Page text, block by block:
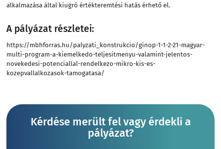
alkalmazása által kiugró értékteremtési hatás érhető el.
A pályázat részletei:
https://mbhforras.hu/palyzati_konstrukcio/ginop-1-1-2-21-magyar-
multi-program-a-kiemelkedo-teljesitmenyu-valamint-jelentos-
novekedesi-potenciallal-rendelkezo-mikro-kis-es-
kozepvallalkozasok-tamogatasa/
Kérdése merült fel vagy érdekli a
pályázat?